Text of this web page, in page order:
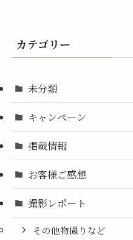
カテゴリー
未分類
キャンペーン
掲載情報
お客様ご感想
撮影レポート
その他物撮りなど